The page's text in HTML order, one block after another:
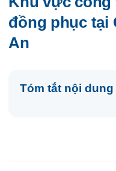
Thành,
đồng phục tại
An
Tóm tắt nội dung